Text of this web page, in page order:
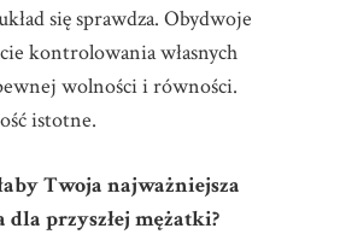
się sprawdza. Obydwoje
kontrolowania własnych
wolności i równości.
istotne.
Twoja najważniejsza
dla przyszłej mężatki?